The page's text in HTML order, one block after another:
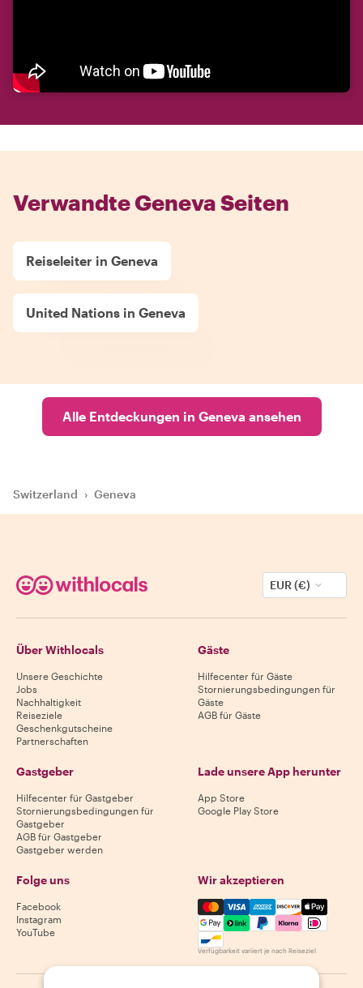
Verwandte Geneva Seiten
Reiseleiter in Geneva
United Nations in Geneva
Alle Entdeckungen in Geneva ansehen
Switzerland › Geneva
EUR (€)
Über Withlocals
Unsere Geschichte
Jobs
Nachhaltigkeit
Reiseziele
Geschenkgutscheine
Partnerschaften
Gäste
Hilfecenter für Gäste
Stornierungsbedingungen für
Gäste
AGB für Gäste
Gastgeber
Hilfecenter für Gastgeber
Stornierungsbedingungen für
Gastgeber
AGB für Gastgeber
Gastgeber werden
Lade unsere App herunter
App Store
Google Play Store
Folge uns
Facebook
Instagram
YouTube
Wir akzeptieren
Mastercard, Visa, Amex,
Verfügbarkeit variiert je nach Reiseziel